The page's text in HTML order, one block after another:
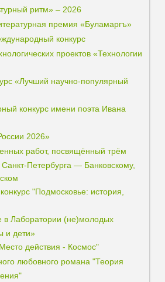
ритм» – 2026
премия «Буламаргъ»
конкурс
проектов «Технологии
«Лучший научно-популярный
конкурс имени поэта Ивана
2026»
работ, посвящённый трём
Петербурга — Банковскому,
"Подмосковье: история,
в Лаборатории (не)молодых
и дети»
действия - Космос"
любовного романа "Теория